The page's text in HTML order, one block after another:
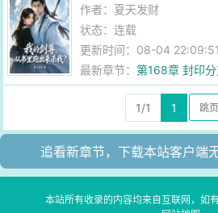
作者： 夏天发财
状态：连载
更新时间：08-04 22:09:51
最新章节：第168章 封印分
1/1 1
追看新章节，下载本站客户端
本站所有收录的内容均来自互联网，如